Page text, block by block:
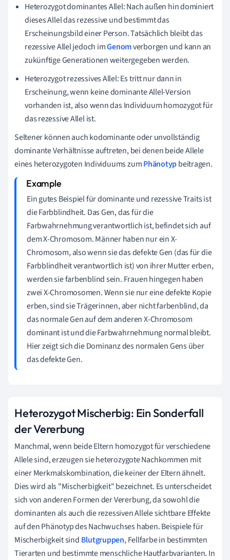
Heterozygot dominantes Allel: Nach außen hin dominiert
dieses Allel das rezessive und bestimmt das
Erscheinungsbild einer Person. Tatsächlich bleibt das
rezessive Allel jedoch imGenomverborgen und kann an
zukünftige Generationen weitergegeben werden.
Heterozygot rezessives Allel: Es tritt nur dann in
Erscheinung, wenn keine dominante Allel-Version
vorhanden ist, also wenn das Individuum homozygot für
das rezessive Allel ist.
Seltener können auch kodominante oder unvollständig
dominante Verhältnisse auftreten, bei denen beide Allele
eines heterozygoten Individuums zumPhänotypbeitragen.
Ein gutes Beispiel für dominante und rezessive Traits ist
die Farbblindheit. Das Gen, das für die
Farbwahrnehmung verantwortlich ist, befindet sich auf
dem X-Chromosom. Männer haben nur ein X-
Chromosom, also wenn sie das defekte Gen (das für die
Farbblindheit verantwortlich ist) von ihrer Mutter erben,
werden sie farbenblind sein. Frauen hingegen haben
zwei X-Chromosomen. Wenn sie nur eine defekte Kopie
erben, sind sie Trägerinnen, aber nicht farbenblind, da
das normale Gen auf dem anderen X-Chromosom
dominant ist und die Farbwahrnehmung normal bleibt.
Hier zeigt sich die Dominanz des normalen Gens über
das defekte Gen.
Heterozygot Mischerbig: Ein Sonderfall
der Vererbung
Manchmal, wenn beide Eltern homozygot für verschiedene
Allele sind, erzeugen sie heterozygote Nachkommen mit
einer Merkmalskombination, die keiner der Eltern ähnelt.
Dies wird als "Mischerbigkeit" bezeichnet. Es unterscheidet
sich von anderen Formen der Vererbung, da sowohl die
dominanten als auch die rezessiven Allele sichtbare Effekte
auf den Phänotyp des Nachwuchses haben. Beispiele für
Mischerbigkeit sind Blutgruppen, Fellfarbe in bestimmten
Tierarten und bestimmte menschliche Hautfarbvarianten. In